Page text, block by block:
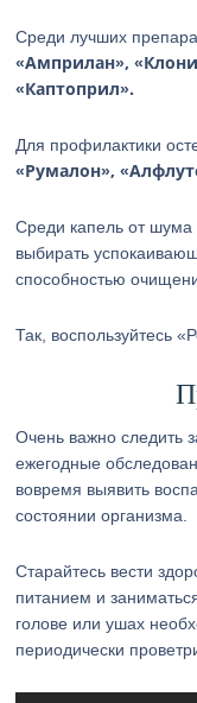
Среди лучших
«Амприлан»,
«Каптоприл».
Для профилактики
«Румалон»,
Среди капель от шума
выбирать
способностью
Так, воспользуйтесь
Очень важно следить
ежегодные
вовремя выявить
состоянии организма.
Старайтесь вести
питанием и
голове или ушах
периодически